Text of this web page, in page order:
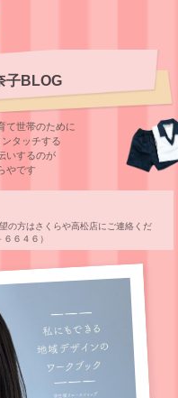
子BLOG
て世帯のために
タッチする
いするのが
やです
の方はさくらや高松店にご連絡くだ
６４６）